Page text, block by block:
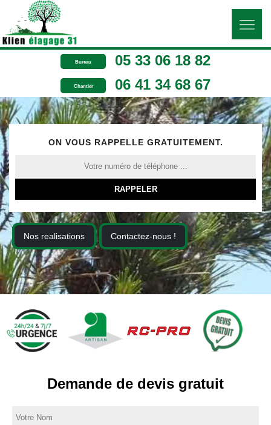
Bureau 05 33 06 18 82
Chantier 06 41 34 68 67
ON VOUS RAPPELLE GRATUITEMENT.
Nos realisations Contactez-nous !
Demande de devis gratuit